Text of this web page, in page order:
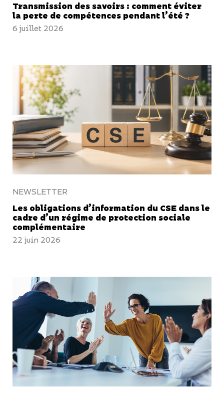
Transmission des savoirs : comment éviter
la perte de compétences pendant l’été ?
6 juillet 2026
NEWSLETTER
Les obligations d’information du CSE dans le
cadre d’un régime de protection sociale
complémentaire
22 juin 2026